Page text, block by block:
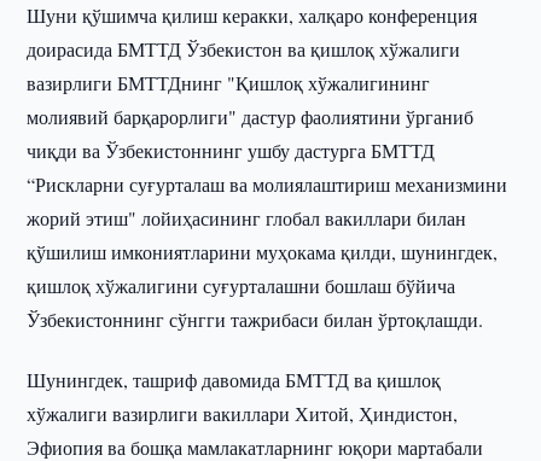
Шуни қўшимча қилиш керакки, халқаро конференция
доирасида БМТТД Ўзбекистон ва қишлоқ хўжалиги
вазирлиги БМТТДнинг "Қишлоқ хўжалигининг
молиявий барқарорлиги" дастур фаолиятини ўрганиб
чиқди ва Ўзбекистоннинг ушбу дастурга БМТТД
“Рискларни суғурталаш ва молиялаштириш механизмини
жорий этиш" лойиҳасининг глобал вакиллари билан
қўшилиш имкониятларини муҳокама қилди, шунингдек,
қишлоқ хўжалигини суғурталашни бошлаш бўйича
Ўзбекистоннинг сўнгги тажрибаси билан ўртоқлашди.
Шунингдек, ташриф давомида БМТТД ва қишлоқ
хўжалиги вазирлиги вакиллари Хитой, Ҳиндистон,
Эфиопия ва бошқа мамлакатларнинг юқори мартабали